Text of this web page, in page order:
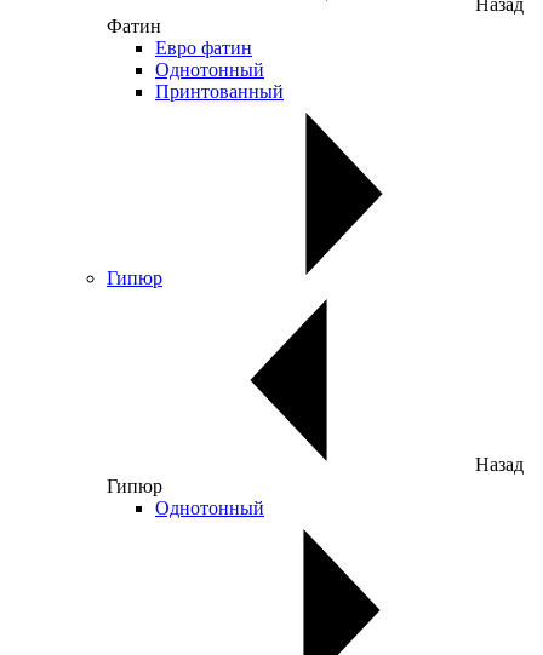
Назад
Фатин
Евро фатин
Однотонный
Принтованный
Гипюр
Назад
Гипюр
Однотонный